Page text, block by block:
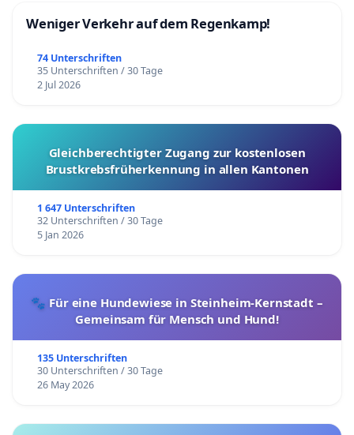
Weniger Verkehr auf dem Regenkamp!
74 Unterschriften
35 Unterschriften / 30 Tage
2 Jul 2026
Gleichberechtigter Zugang zur kostenlosen
Brustkrebsfrüherkennung in allen Kantonen
1 647 Unterschriften
32 Unterschriften / 30 Tage
5 Jan 2026
🐾 Für eine Hundewiese in Steinheim-Kernstadt –
Gemeinsam für Mensch und Hund!
135 Unterschriften
30 Unterschriften / 30 Tage
26 May 2026